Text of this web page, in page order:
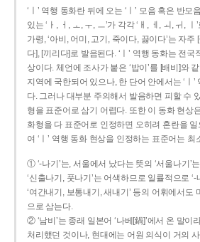
‘ㅣ’ 역행 동화란 뒤에 오는 ‘ㅣ’ 모음 혹은 반모
있는 ‘ㅏ, ㅓ, ㅗ, ㅜ, ㅡ’가 각각 ‘ㅐ, ㅔ, ㅚ, ㅟ,
가령, ‘아비, 어미, 고기, 죽이다, 끓이다’는 자주
다], [끼리다]로 발음된다. ‘ㅣ’ 역행 동화는 전
상이다. 체언에 조사가 붙은 ‘밥이’를 [배비]와
지역에 국한되어 있으나, 한 단어 안에서는 ‘ㅣ
다. 그러나 대부분 주의해서 발음하면 피할 수
형을 표준어로 삼기 어렵다. 또한 이 동화 현상
화형을 다 표준어로 인정하면 오히려 혼란을
여 ‘ㅣ’ 역행 동화 현상을 인정하는 표준어는 최
① ‘-나기’는, 서울에서 났다는 뜻의 ‘서울나기’
‘신출나기, 풋나기’는 어색하므로 일률적으로
‘여간내기, 보통내기, 새내기’ 등의 어휘에서도
으로 삼는다.
② ‘남비’는 종래 일본어 ‘나베[鍋]’에서 온 말이
처리했던 것이나, 현대에는 어원 의식이 거의